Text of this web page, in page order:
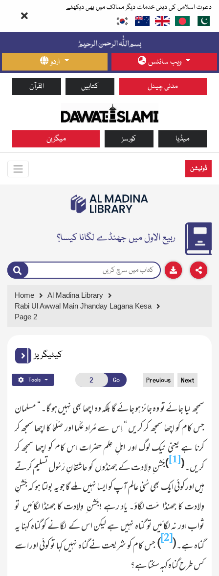
دعوت اسلامی کی دینی خدمات دیگر ممالک میں بھی دیکھئے
اردو ویب سائٹس
القرآن کتابیں مدنی چینل
میگزین کورسز میڈیا
ڈونیشن
ربیع الاول میں جھنڈے لگانا کیسا؟
Home
Al Madina Library
Rabi Ul Awwal Main Jhanday Lagana Kesa
Page 2
کیٹیگریز
Tools Go Previous Next
سمجھ لیا جائے تو وہ جائز ہو جائے گا بلکہ وہ اچھا بھی نہیں ہو گا۔ “ مسلمان
جس کام کو اچھا سمجھ کر کریں “ اِس سے مُراد عُلَما اور صُلَحا کا اچھا سمجھ کر
کرنا ہے یعنی نیک لوگ اور اہلِ عِلم حضرات اس کام کو اچھا سمجھ کر
کریں۔(
[1]
)جَشن ِ وِلادت کے جھنڈوں کو عاشقانِ رَسُول تسلیم کرتے
ہیں اور کوئی ایک بھی سُنی عالِم آپ کو ایسا نہیں ملے گا جو یہ بولتا ہو کہ جَشنِ
وِلادت کا جھنڈا مَت لگاؤ۔ یاد رہے !جَشن ِ وِلادت کا جھنڈا لگائیں تو
ثواب اور نہ لگائیں تو گناہ نہیں ہے لیکن اس کے لگانے کو گناہ کہنا یہ
گناہ ہے۔(
[2]
)جس کام کو شریعت نے گناہ نہیں کہا تو کوئی اور اسے
کس طرح گناہ کہہ سکتا ہے؟